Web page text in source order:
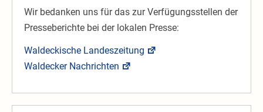
Wir bedanken uns für das zur Verfügungsstellen der
Presseberichte bei der lokalen Presse:
Waldeckische Landeszeitung
Waldecker Nachrichten